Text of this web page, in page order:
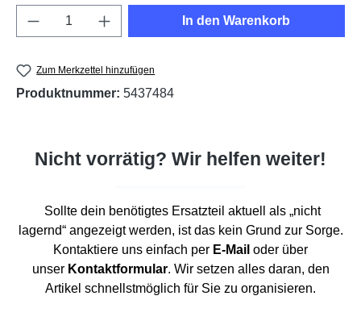
Produkt Anzahl: Gib den gewünschten
In den Warenkorb
Zum Merkzettel hinzufügen
Produktnummer: 5437484
Nicht vorrätig? Wir helfen weiter!
Sollte dein benötigtes Ersatzteil aktuell als „nicht
lagernd“ angezeigt werden, ist das kein Grund zur Sorge.
Kontaktiere uns einfach per E-Mail oder über
unser Kontaktformular. Wir setzen alles daran, den
Artikel schnellstmöglich für Sie zu organisieren.